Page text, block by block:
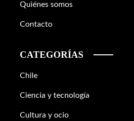
Quiénes somos
Contacto
CATEGORÍAS
Chile
Ciencia y tecnología
Cultura y ocio